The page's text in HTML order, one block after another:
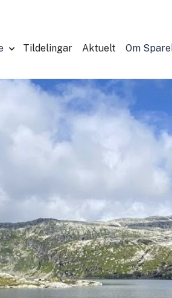
Tildelingar Aktuelt Om